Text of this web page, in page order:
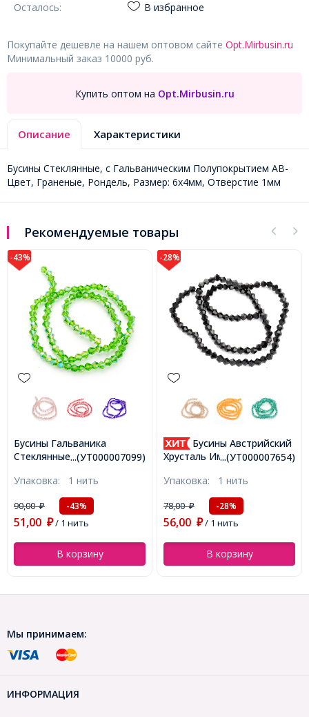
Осталось:
В избранное
Покупайте дешевле на нашем оптовом сайте Opt.Mirbusin.ru
Минимальный заказ 10000 руб.
Купить оптом на Opt.Mirbusin.ru
Описание Характеристики
Бусины Стеклянные, с Гальваническим Полупокрытием АВ-
Цвет, Граненые, Рондель, Размер: 6х4мм, Отверстие 1мм
Рекомендуемые товары
-28%
...(УТ000007654)
Бусины Австрийский
Хрусталь Имитация,
Биконус, Черный, 4х4мм,
Отверстие 1мм, около
80шт/30см/нить,
(УТ000007654)
Упаковка: 1 нить
78,00₽ -28%
56,00 ₽/ 1 нить
В корзину
-28%
...(УТ0003814 )
Бисер Китайский 12/0,
Неоновый Окрашенный
2222, Круглый, (УТ0003814)
Упаковка: 100 г
88,00₽ -28%
64,00 ₽/ 100 г
В корзину
Мы принимаем:
ИНФОРМАЦИЯ